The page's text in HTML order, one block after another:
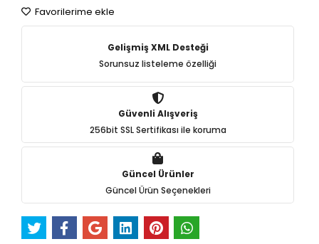
Favorilerime ekle
Gelişmiş XML Desteği
Sorunsuz listeleme özelliği
Güvenli Alışveriş
256bit SSL Sertifikası ile koruma
Güncel Ürünler
Güncel Ürün Seçenekleri